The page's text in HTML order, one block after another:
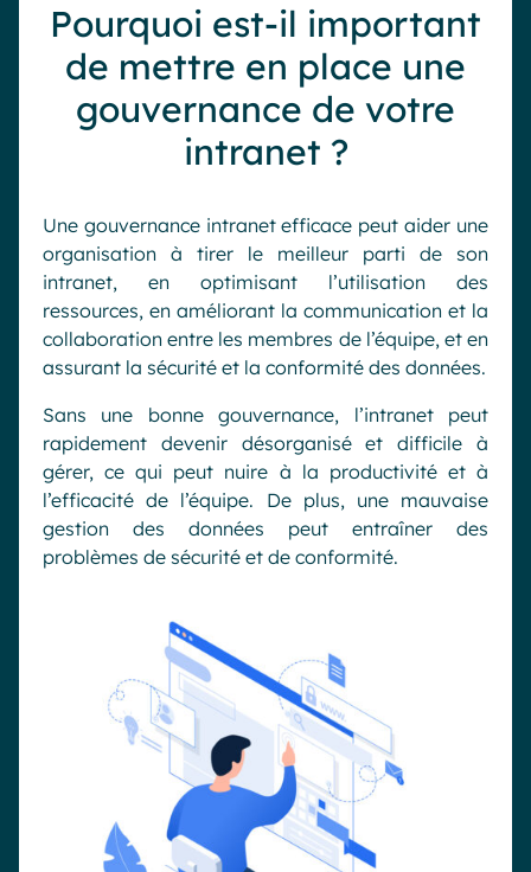
Pourquoi est-il important
de mettre en place une
gouvernance de votre
intranet ?
Une gouvernance intranet efficace peut aider une
organisation à tirer le meilleur parti de son
intranet, en optimisant l’utilisation des
ressources, en améliorant la communication et la
collaboration entre les membres de l’équipe, et en
assurant la sécurité et la conformité des données.
Sans une bonne gouvernance, l’intranet peut
rapidement devenir désorganisé et difficile à
gérer, ce qui peut nuire à la productivité et à
l’efficacité de l’équipe. De plus, une mauvaise
gestion des données peut entraîner des
problèmes de sécurité et de conformité.